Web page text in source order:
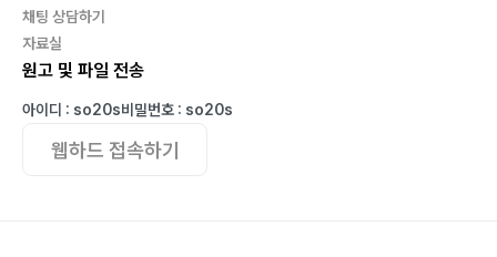
채팅 상담하기
자료실
원고 및 파일 전송
아이디 : so20s비밀번호 : so20s
웹하드 접속하기